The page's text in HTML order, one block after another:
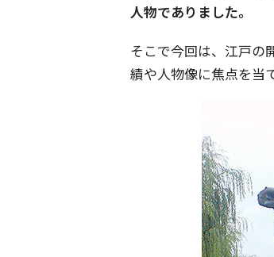
人物でありました。
そこで今回は、江戸の
績や人物像に焦点を当